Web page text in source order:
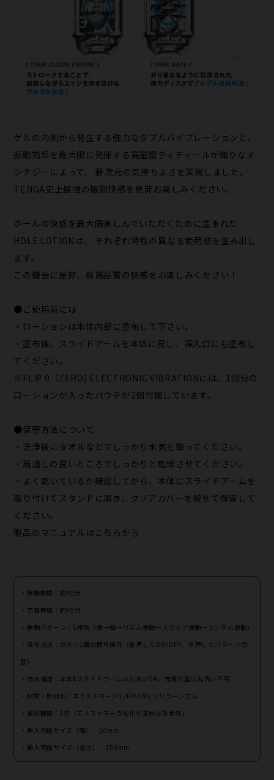
ゲルの内側から発生する強力なダブルバイブレーションと、
振動効果を最大限に発揮する高密度ディティールが織りなす
シナジーによって、 新次元の気持ちよさを実現しました。
TENGA史上最強の振動快感を是非お楽しみください。
ホールの快感を最大限楽しんでいただくために生まれた
HOLE LOTIONは、 それぞれ特性の異なる使用感を生み出し
ます。
この機会に是非、最高品質の快感をお楽しみください！
●ご使用前には
・ローションは本体内部に塗布して下さい。
・塗布後、スライドアームを本体に戻し、挿入口にも塗布し
てください。
※FLIP 0（ZERO) ELECTRONIC VIBRATIONには、1回分の
ローションが入ったパウチが2個付属しています。
●保管方法について
・洗浄後にタオルなどでしっかり水気を取ってください。
・風通しの良いところでしっかりと乾燥させてください。
・よく乾いているか確認してから、本体にスライドアームを
取り付けてスタンドに置き、クリアカバーを被せて保管して
ください。
製品のマニュアルは こちらから
・稼働時間：約40分
・充電時間：約90分
・振動パターン：5段階（弱→強→リズム振動→スワップ振動→ランダム振動）
・操作方法：ボタン1個の簡単操作（長押しでON/OFF、単押しでパターン切
替）
・防水構造：本体&スライドアームは丸洗いOK。充電台座は丸洗い不可
・材質・原材料：エラストマー/PC/PP/ABS/シリコーンゴム
・保証期間：1年（エラストマーの劣化や変色は対象外）
・挿入可能サイズ（幅）：50mm
・挿入可能サイズ（長さ）：150mm